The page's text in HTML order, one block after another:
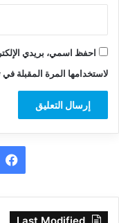
احفظ اسمي، بريدي
لاستخدامها المرة المقبلة في
Last Modified